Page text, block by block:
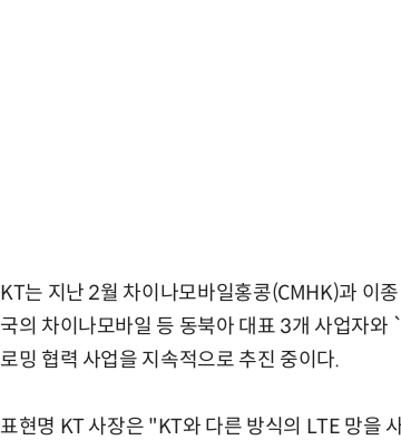
KT는 지난 2월 차이나모바일홍콩(CMHK)과 이
국의 차이나모바일 등 동북아 대표 3개 사업자
로밍 협력 사업을 지속적으로 추진 중이다.
표현명 KT 사장은 "KT와 다른 방식의 LTE 망을